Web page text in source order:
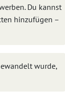
Du kannst
hinzufügen –
wurde,